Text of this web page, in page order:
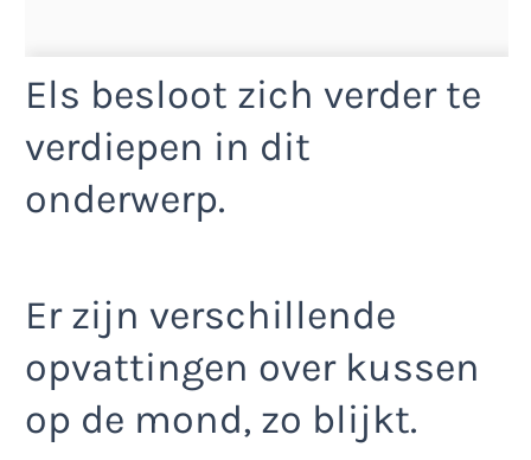
Els besloot zich verder te
verdiepen in dit
onderwerp.
Er zijn verschillende
opvattingen over kussen
op de mond, zo blijkt.